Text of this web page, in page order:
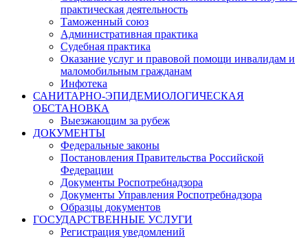
практическая деятельность
Таможенный союз
Административная практика
Судебная практика
Оказание услуг и правовой помощи инвалидам и
маломобильным гражданам
Инфотека
САНИТАРНО-ЭПИДЕМИОЛОГИЧЕСКАЯ
ОБСТАНОВКА
Выезжающим за рубеж
ДОКУМЕНТЫ
Федеральные законы
Постановления Правительства Российской
Федерации
Документы Роспотребнадзора
Документы Управления Роспотребнадзора
Образцы документов
ГОСУДАРСТВЕННЫЕ УСЛУГИ
Регистрация уведомлений